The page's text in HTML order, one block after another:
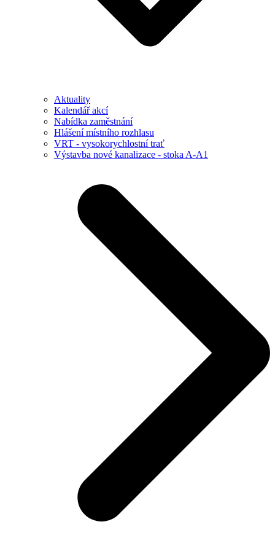
Aktuality
Kalendář akcí
Nabídka zaměstnání
Hlášení místního rozhlasu
VRT - vysokorychlostní trať
Výstavba nové kanalizace - stoka A-A1